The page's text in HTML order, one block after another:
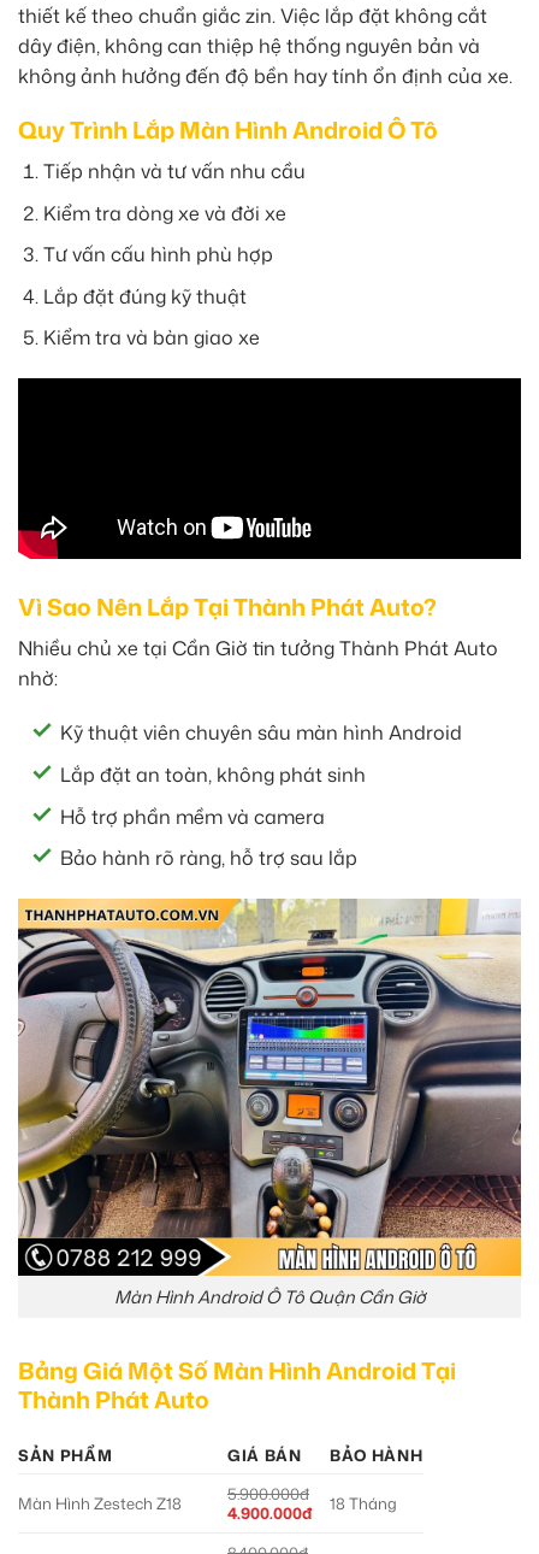
thiết kế theo chuẩn giắc zin. Việc lắp đặt không cắt
dây điện, không can thiệp hệ thống nguyên bản và
không ảnh hưởng đến độ bền hay tính ổn định của xe.
Quy Trình Lắp Màn Hình Android Ô Tô
Tiếp nhận và tư vấn nhu cầu
Kiểm tra dòng xe và đời xe
Tư vấn cấu hình phù hợp
Lắp đặt đúng kỹ thuật
Kiểm tra và bàn giao xe
Vì Sao Nên Lắp Tại Thành Phát Auto?
Nhiều chủ xe tại Cần Giờ tin tưởng Thành Phát Auto
nhờ:
Kỹ thuật viên chuyên sâu màn hình Android
Lắp đặt an toàn, không phát sinh
Hỗ trợ phần mềm và camera
Bảo hành rõ ràng, hỗ trợ sau lắp
Màn Hình Android Ô Tô Quận Cần Giờ
Bảng Giá Một Số Màn Hình Android Tại
Thành Phát Auto
SẢN PHẨM GIÁ BÁN BẢO HÀNH
Màn Hình Zestech Z18
5.900.000đ
4.900.000đ
18 Tháng